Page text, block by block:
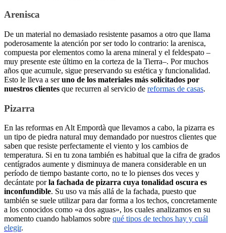
Arenisca
De un material no demasiado resistente pasamos a otro que llama
poderosamente la atención por ser todo lo contrario: la arenisca,
compuesta por elementos como la arena mineral y el feldespato –
muy presente este último en la corteza de la Tierra–. Por muchos
años que acumule, sigue preservando su estética y funcionalidad.
Esto le lleva a seruno de los materiales más solicitados por
nuestros clientes que recurren al servicio de reformas de casas.
Pizarra
En las reformas en Alt Empordà que llevamos a cabo, la pizarra es
un tipo de piedra natural muy demandado por nuestros clientes que
saben que resiste perfectamente el viento y los cambios de
temperatura. Si en tu zona también es habitual que la cifra de grados
centígrados aumente y disminuya de manera considerable en un
período de tiempo bastante corto, no te lo pienses dos veces y
decántate porla fachada de pizarra cuya tonalidad oscura es
inconfundible. Su uso va más allá de la fachada, puesto que
también se suele utilizar para dar forma a los techos, concretamente
a los conocidos como «a dos aguas», los cuales analizamos en su
momento cuando hablamos sobre qué tipos de techos hay y cuál
elegir.